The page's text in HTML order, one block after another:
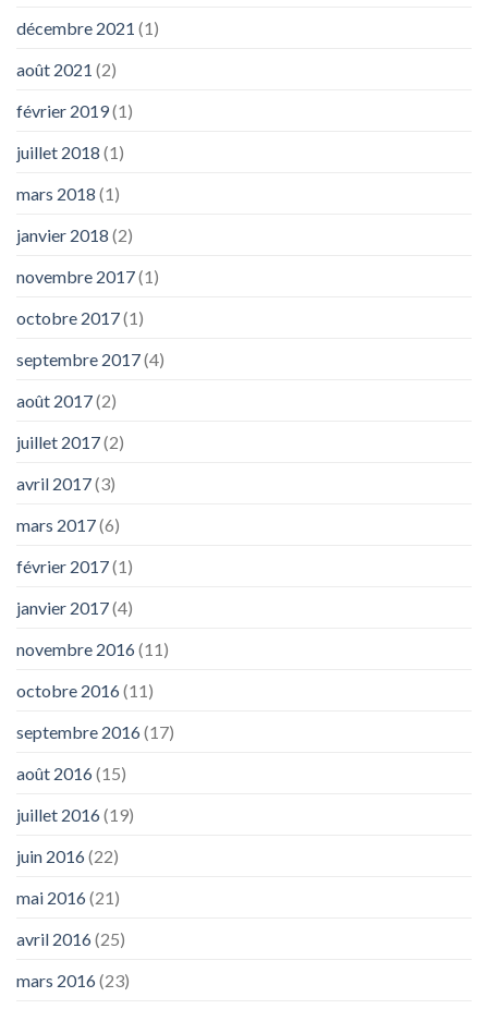
décembre 2021 (1)
août 2021 (2)
février 2019(1)
juillet 2018 (1)
mars 2018 (1)
janvier 2018 (2)
novembre 2017(1)
octobre 2017(1)
septembre 2017(4)
août 2017(2)
juillet 2017(2)
avril 2017(3)
mars 2017(6)
février 2017(1)
janvier 2017(4)
novembre 2016(11)
octobre 2016(11)
septembre 2016(17)
août 2016(15)
juillet 2016(19)
juin 2016(22)
mai 2016(21)
avril 2016(25)
mars 2016(23)